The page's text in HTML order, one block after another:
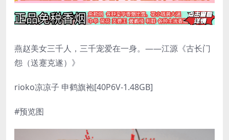
燕赵美女三千人，三千宠爱在一身。——江源《古长门
怨（送蹇克遂）》
rioko凉凉子 申鹤旗袍[40P6V-1.48GB]
#预览图